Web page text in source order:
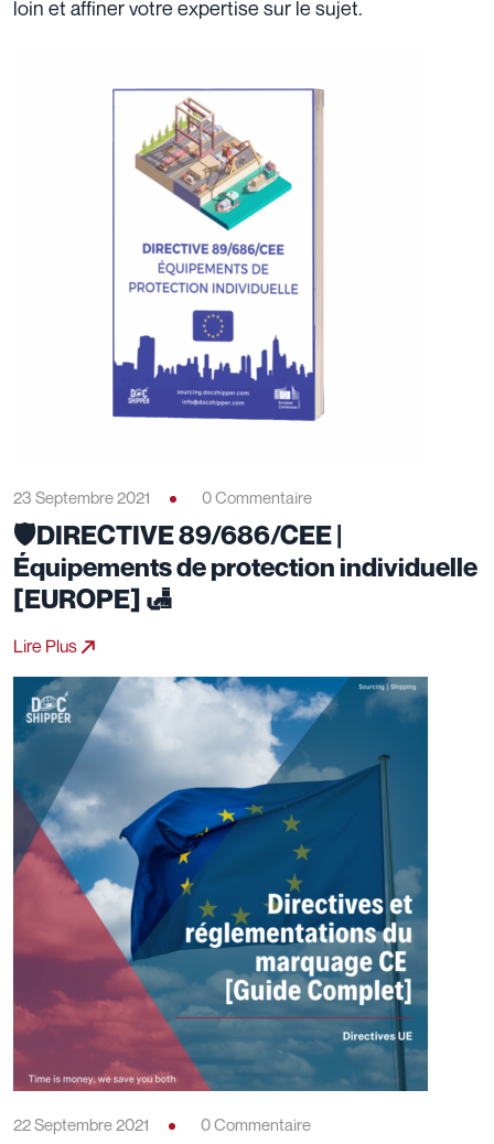
loin et affiner votre expertise sur le sujet.
23 Septembre 2021 0 Commentaire
🛡️DIRECTIVE 89/686/CEE |
Équipements de protection individuelle
[EUROPE] 🛃
Lire Plus
22 Septembre 2021 0 Commentaire